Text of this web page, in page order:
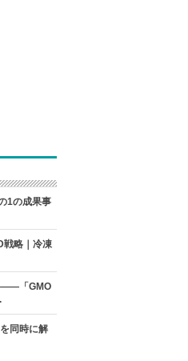
1の成果事
戦略｜冷凍
――「GMO
同時に解